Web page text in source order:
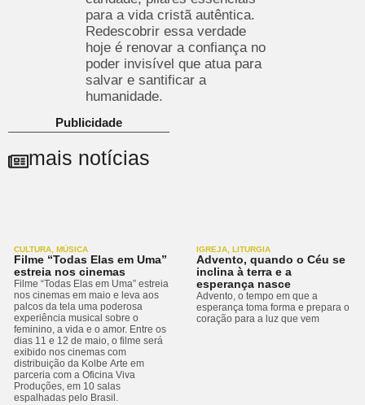
para a vida cristã autêntica.
Redescobrir essa verdade
hoje é renovar a confiança no
poder invisível que atua para
salvar e santificar a
humanidade.
Publicidade
mais notícias
CULTURA, MÚSICA
Filme “Todas Elas em Uma”
estreia nos cinemas
Filme “Todas Elas em Uma” estreia
nos cinemas em maio e leva aos
palcos da tela uma poderosa
experiência musical sobre o
feminino, a vida e o amor. Entre os
dias 11 e 12 de maio, o filme será
exibido nos cinemas com
distribuição da Kolbe Arte em
parceria com a Oficina Viva
Produções, em 10 salas
espalhadas pelo Brasil.
IGREJA, LITURGIA
Advento, quando o Céu se
inclina à terra e a
esperança nasce
Advento, o tempo em que a
esperança toma forma e prepara o
coração para a luz que vem